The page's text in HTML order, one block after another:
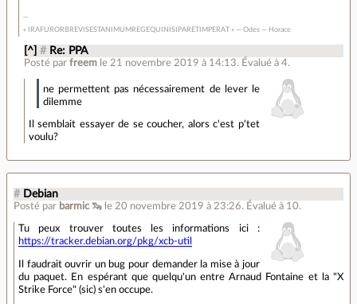
« IRAFURORBREVISESTANIMUMREGEQUINISIPARETIMPERAT » — Odes — Horace
[^] # Re: PPA
Posté par freem le 21 novembre 2019 à 14:13. Évalué à 4.
ne permettent pas nécessairement de lever le
dilemme
Il semblait essayer de se coucher, alors c'est p'tet
voulu?
# Debian
Posté par barmic 🦦 le 20 novembre 2019 à 23:26. Évalué à 10.
Tu peux trouver toutes les informations ici :
https://tracker.debian.org/pkg/xcb-util
Il faudrait ouvrir un bug pour demander la mise à jour
du paquet. En espérant que quelqu'un entre Arnaud Fontaine et la "X
Strike Force" (sic) s'en occupe.